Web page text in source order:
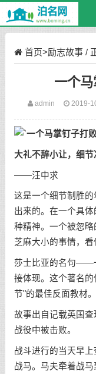
首页>励志故事/
一个
admin 2019-
大礼不辞小让，细节
——汪中求
这是一个细节制胜
出来的。在一个具
种精神。一个被忽略
芝麻大小的事情，看
莎士比亚的名句——
接体现。这个著名
节"的最佳反面教材。
故事出自记载英国
战役中被击败。
战斗进行的当天早
战马。马夫牵着战马